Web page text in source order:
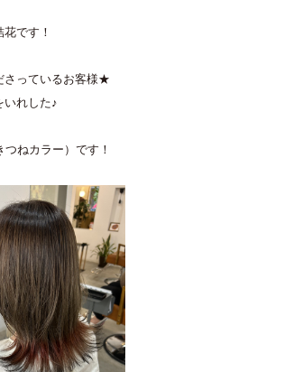
です！
さっているお客様★
いれした♪
つねカラー）です！